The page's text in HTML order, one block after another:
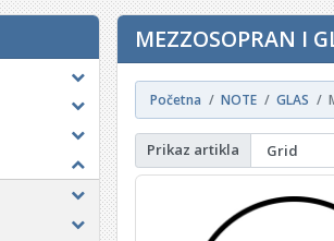
MEZZOSOPRAN I
Početna NOTE GLAS
Prikaz artikla